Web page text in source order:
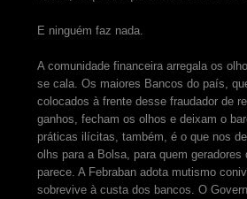
E ninguém faz nada.
A comunidade financeira arregala os
se cala. Os maiores Bancos do país,
colocados à frente desse fraudador de
ganhos, fecham os olhos e deixam o
práticas ilícitas, também, é o que nos
olhs para a Bolsa, para quem geradores
parece. A Febraban adota mutismo
sobrevive à custa dos bancos. O